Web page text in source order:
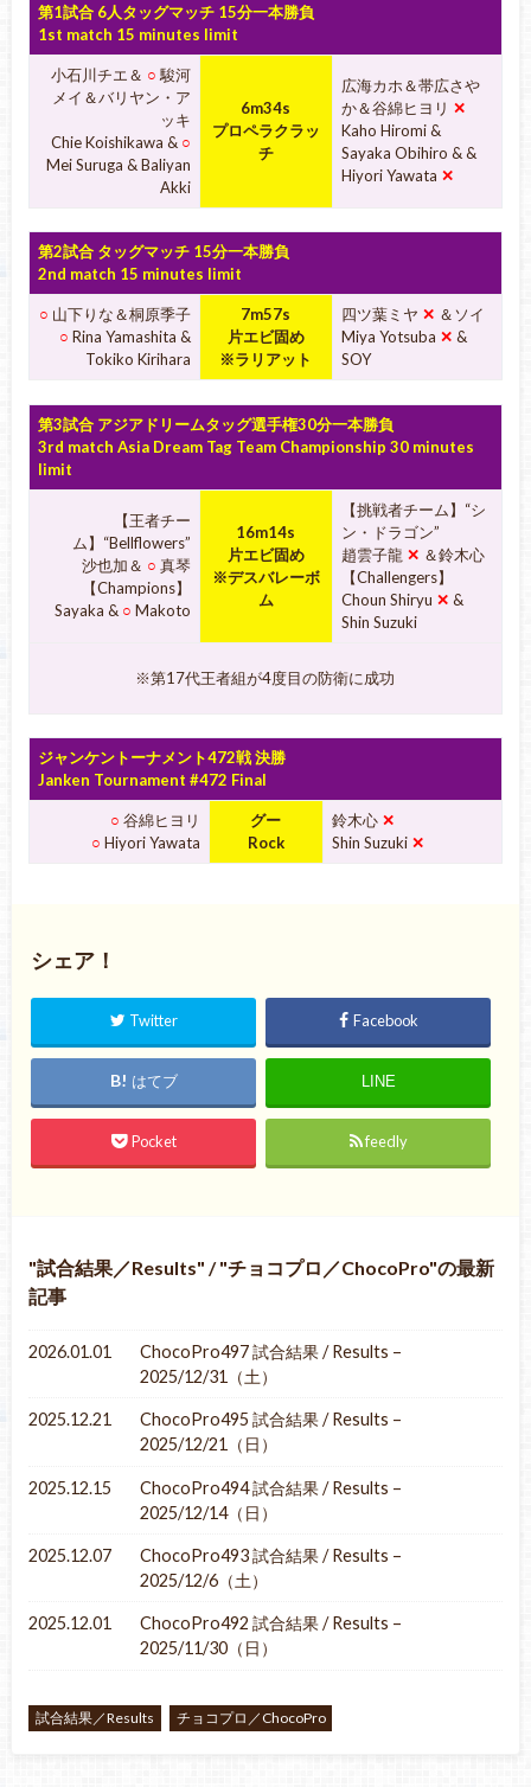
第1試合 6人タッグマッチ 15分一本勝負
1st match 15 minutes limit
小石川チエ＆ ○ 駿河
メイ＆バリヤン・ア
ッキ
Chie Koishikawa & ○
Mei Suruga & Baliyan
Akki
6m34s
プロペラクラッ
チ
広海カホ＆帯広さや
か＆谷綿ヒヨリ ✕
Kaho Hiromi &
Sayaka Obihiro & &
Hiyori Yawata ✕
第2試合 タッグマッチ 15分一本勝負
2nd match 15 minutes limit
○ 山下りな＆桐原季子
○ Rina Yamashita &
Tokiko Kirihara
7m57s
片エビ固め
※ラリアット
四ツ葉ミヤ ✕ ＆ソイ
Miya Yotsuba ✕ &
SOY
第3試合 アジアドリームタッグ選手権30分一本勝負
3rd match Asia Dream Tag Team Championship 30 minutes
limit
【王者チー
ム】“Bellflowers”
沙也加＆ ○ 真琴
【Champions】
Sayaka & ○ Makoto
16m14s
片エビ固め
※デスバレーボ
ム
【挑戦者チーム】“シ
ン・ドラゴン”
趙雲子龍 ✕ ＆鈴木心
【Challengers】
Choun Shiryu ✕ &
Shin Suzuki
※第17代王者組が4度目の防衛に成功
ジャンケントーナメント472戦 決勝
Janken Tournament #472 Final
○ 谷綿ヒヨリ
○ Hiyori Yawata
グー
Rock
鈴木心 ✕
Shin Suzuki ✕
シェア！
Twitter Facebook
はてブ LINE
Pocket feedly
試合結果／Results / チョコプロ／ChocoPro の最新
記事
2026.01.01
ChocoPro497 試合結果 / Results –
2025/12/31（土）
2025.12.21
ChocoPro495 試合結果 / Results –
2025/12/21（日）
2025.12.15
ChocoPro494 試合結果 / Results –
2025/12/14（日）
2025.12.07
ChocoPro493 試合結果 / Results –
2025/12/6（土）
2025.12.01
ChocoPro492 試合結果 / Results –
2025/11/30（日）
試合結果／Results チョコプロ／ChocoPro